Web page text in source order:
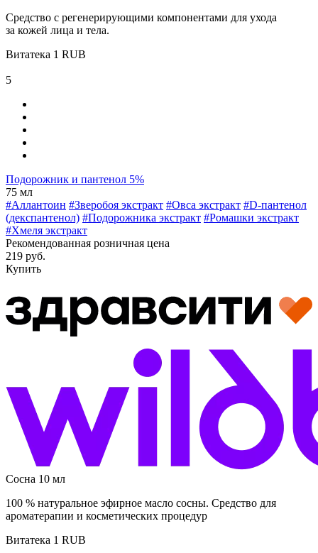
Средство с регенерирующими компонентами для ухода
за кожей лица и тела.
Витатека 1 RUB
5
Подорожник и пантенол 5%
75 мл
#Аллантоин #Зверобоя экстракт #Овса экстракт #D-пантенол
(декспантенол) #Подорожника экстракт #Ромашки экстракт
#Хмеля экстракт
Рекомендованная розничная цена
219 руб.
Купить
Сосна 10 мл
100 % натуральное эфирное масло сосны. Средство для
ароматерапии и косметических процедур
Витатека 1 RUB